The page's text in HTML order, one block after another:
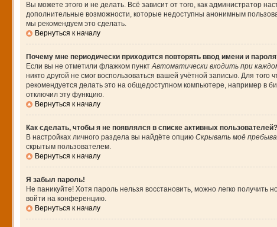
Вы можете этого и не делать. Всё зависит от того, как администратор
дополнительные возможности, которые недоступны анонимным
мы рекомендуем это сделать.
Вернуться к началу
Почему мне периодически приходится повторять ввод имени и
Если вы не отметили флажком пунктАвтоматически входить при
никто другой не смог воспользоваться вашей учётной записью. Для
рекомендуется делать это на общедоступном компьютере, например в
отключил эту функцию.
Вернуться к началу
Как сделать, чтобы я не появлялся в списке активных пользователей?
В настройках личного раздела вы найдёте опцию Скрывать моё
скрытым пользователем.
Вернуться к началу
Я забыл пароль!
Не паникуйте! Хотя пароль нельзя восстановить, можно легко
войти на конференцию.
Вернуться к началу